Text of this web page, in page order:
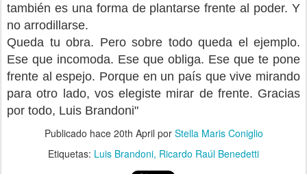
también es una forma de plantarse frente al poder. Y
no arrodillarse.
Queda tu obra. Pero sobre todo queda el ejemplo.
Ese que incomoda. Ese que obliga. Ese que te pone
frente al espejo. Porque en un país que vive mirando
para otro lado, vos elegiste mirar de frente. Gracias
por todo, Luis Brandoni"
Publicado hace 20th April por Stella Maris Coniglio
Etiquetas: Luis Brandoni Ricardo Raúl Benedetti